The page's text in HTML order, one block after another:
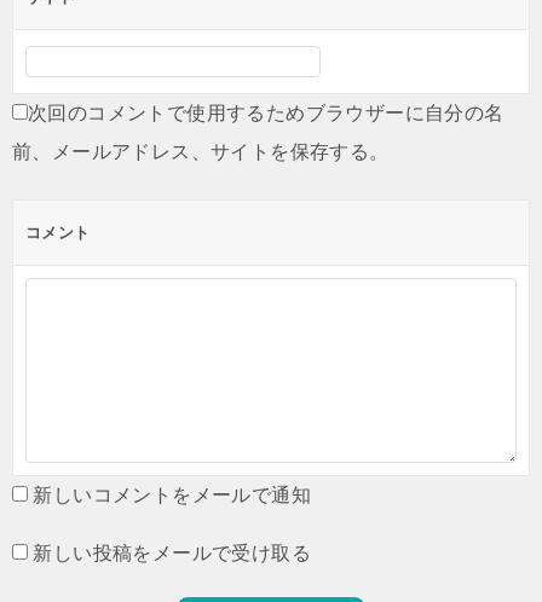
次回のコメントで使用するためブラウザーに自分の名
前、メールアドレス、サイトを保存する。
コメント
新しいコメントをメールで通知
新しい投稿をメールで受け取る